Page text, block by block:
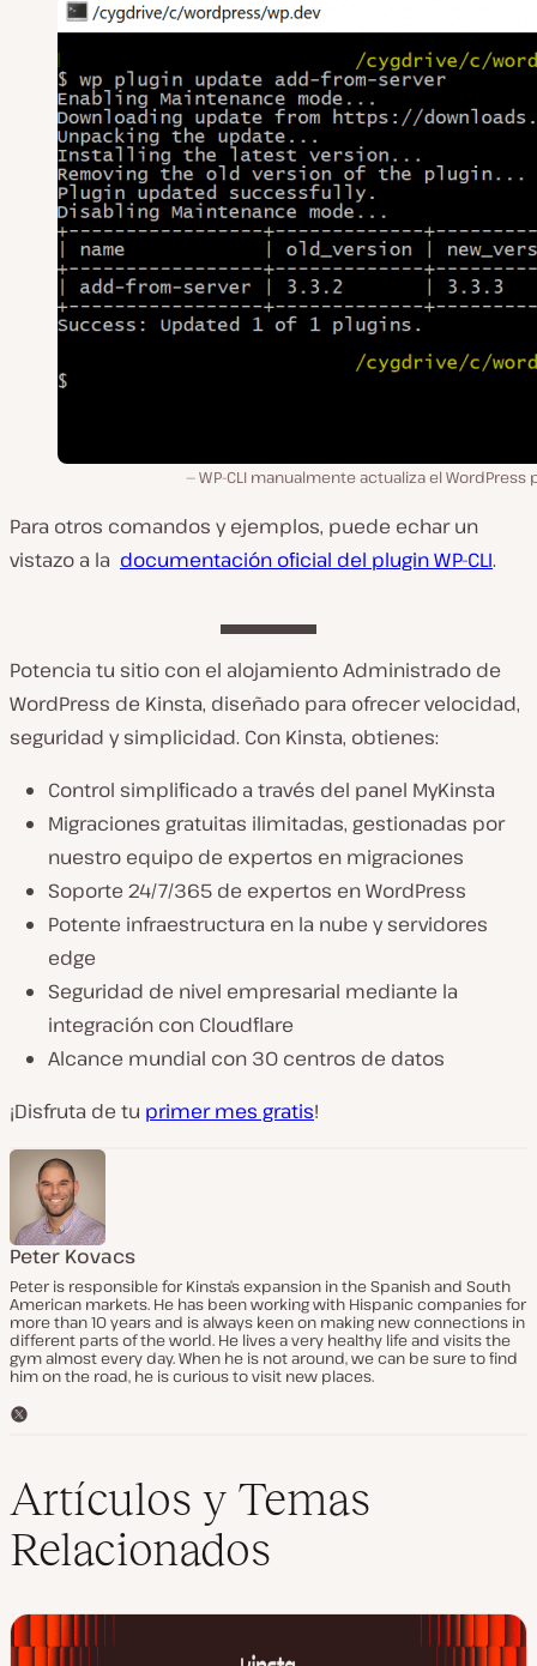
WP-CLI manualmente actualiza el WordPress
Para otros comandos y ejemplos, puede echar un
vistazo a la documentación oficial del plugin WP-CLI.
Potencia tu sitio con el alojamiento Administrado de
WordPress de Kinsta, diseñado para ofrecer velocidad,
seguridad y simplicidad. Con Kinsta, obtienes:
Control simplificado a través del panel MyKinsta
Migraciones gratuitas ilimitadas, gestionadas por
nuestro equipo de expertos en migraciones
Soporte 24/7/365 de expertos en WordPress
Potente infraestructura en la nube y servidores
edge
Seguridad de nivel empresarial mediante la
integración con Cloudflare
Alcance mundial con 30 centros de datos
¡Disfruta de tu primer mes gratis!
Peter Kovacs
Peter is responsible for Kinsta’s expansion in the Spanish and South
American markets. He has been working with Hispanic companies for
more than 10 years and is always keen on making new connections in
different parts of the world. He lives a very healthy life and visits the
gym almost every day. When he is not around, we can be sure to find
him on the road, he is curious to visit new places.
T
t
e
Artículos y Temas
Relacionados